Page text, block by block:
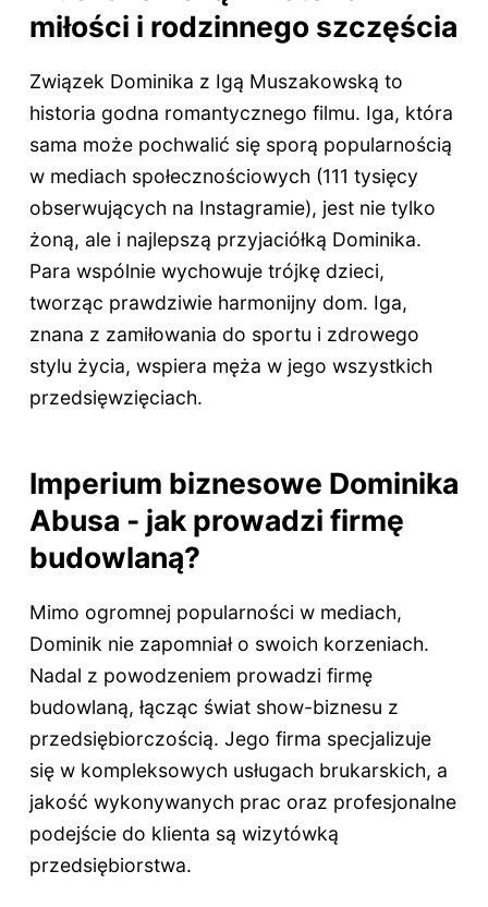
miłości i rodzinnego szczęścia
Związek Dominika z Igą Muszakowską to
historia godna romantycznego filmu. Iga, która
sama może pochwalić się sporą popularnością
w mediach społecznościowych (111 tysięcy
obserwujących na Instagramie), jest nie tylko
żoną, ale i najlepszą przyjaciółką Dominika.
Para wspólnie wychowuje trójkę dzieci,
tworząc prawdziwie harmonijny dom. Iga,
znana z zamiłowania do sportu i zdrowego
stylu życia, wspiera męża w jego wszystkich
przedsięwzięciach.
Imperium biznesowe Dominika
Abusa - jak prowadzi firmę
budowlaną?
Mimo ogromnej popularności w mediach,
Dominik nie zapomniał o swoich korzeniach.
Nadal z powodzeniem prowadzi firmę
budowlaną, łącząc świat show-biznesu z
przedsiębiorczością. Jego firma specjalizuje
się w kompleksowych usługach brukarskich, a
jakość wykonywanych prac oraz profesjonalne
podejście do klienta są wizytówką
przedsiębiorstwa.